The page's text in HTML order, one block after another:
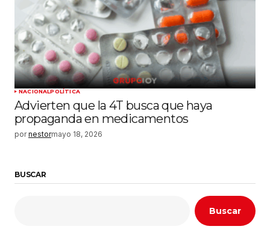
NACIONALPOLÍTICA
Advierten que la 4T busca que haya
propaganda en medicamentos
por nestormayo 18, 2026
BUSCAR
Buscar